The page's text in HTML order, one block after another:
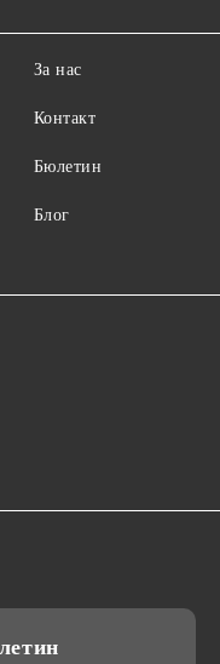
За нас
Контакт
Бюлетин
Блог